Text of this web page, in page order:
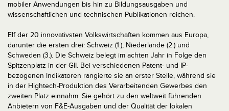
mobiler Anwendungen bis hin zu Bildungsausgaben und
wissenschaftlichen und technischen Publikationen reichen.
Elf der 20 innovativsten Volkswirtschaften kommen aus Europa,
darunter die ersten drei: Schweiz (1.), Niederlande (2.) und
Schweden (3.). Die Schweiz belegt im achten Jahr in Folge den
Spitzenplatz in der GII. Bei verschiedenen Patent- und IP-
bezogenen Indikatoren rangierte sie an erster Stelle, während sie
in der Hightech-Produktion des Verarbeitenden Gewerbes den
zweiten Platz einnahm. Sie gehört zu den weltweit führenden
Anbietern von F&E-Ausgaben und der Qualität der lokalen